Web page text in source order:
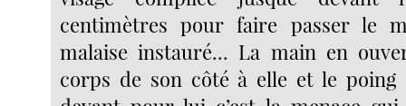
centimètres pour faire passer le
malaise instauré... La main en
corps de son côté à elle et le